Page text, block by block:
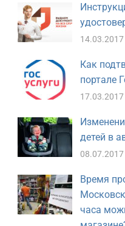
14.03.2017
Как
портале
17.03.2017
детей в
08.07.2017
Время
часа